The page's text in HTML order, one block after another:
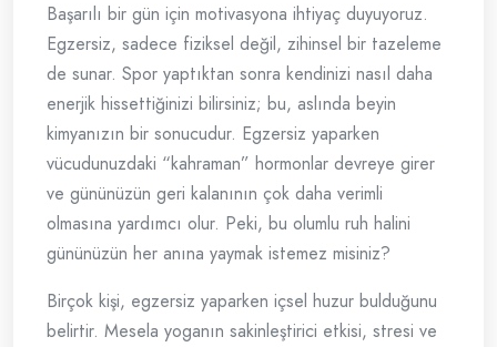
Başarılı bir gün için motivasyona ihtiyaç duyuyoruz.
Egzersiz, sadece fiziksel değil, zihinsel bir tazeleme
de sunar. Spor yaptıktan sonra kendinizi nasıl daha
enerjik hissettiğinizi bilirsiniz; bu, aslında beyin
kimyanızın bir sonucudur. Egzersiz yaparken
vücudunuzdaki “kahraman” hormonlar devreye girer
ve gününüzün geri kalanının çok daha verimli
olmasına yardımcı olur. Peki, bu olumlu ruh halini
gününüzün her anına yaymak istemez misiniz?
Birçok kişi, egzersiz yaparken içsel huzur bulduğunu
belirtir. Mesela yoganın sakinleştirici etkisi, stresi ve